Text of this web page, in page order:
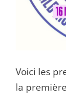
Voici les
la